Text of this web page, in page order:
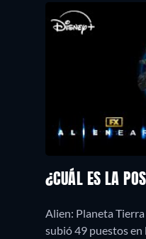
¿CUÁL ES LA
Alien: Planeta
subió 49 puestos en